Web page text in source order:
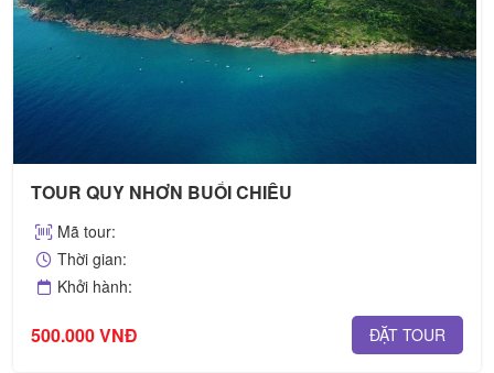
TOUR QUY NHƠN BUỔI CHIỀU
Mã tour:
Thời gian:
Khởi hành:
500.000 VNĐ ĐẶT TOUR